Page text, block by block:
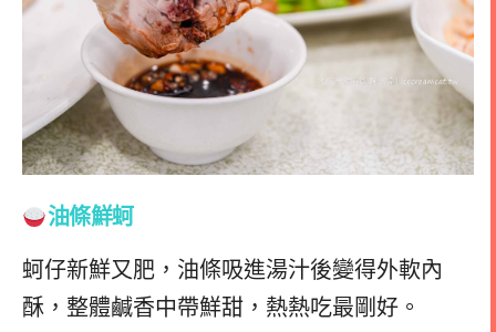
油條鮮蚵
蚵仔新鮮又肥，油條吸進湯汁後變得外軟內
酥，整體鹹香中帶鮮甜，熱熱吃最剛好。